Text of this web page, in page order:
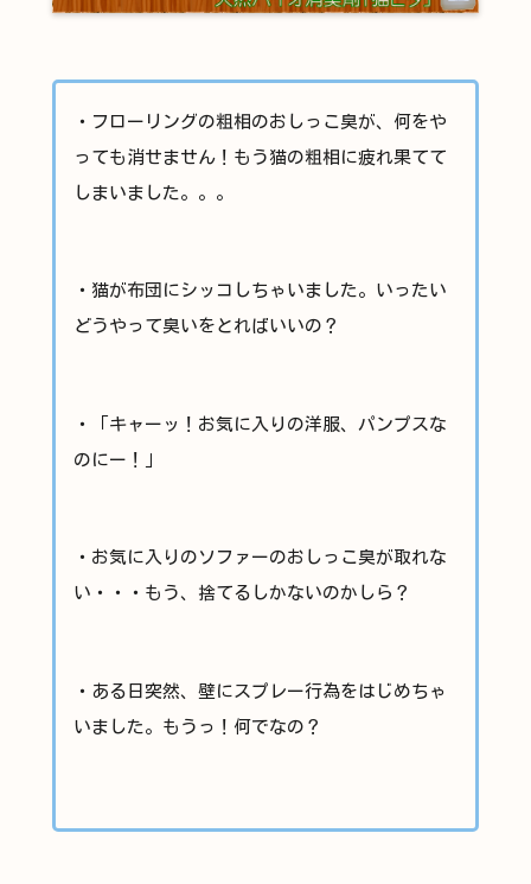
・フローリングの粗相のおしっこ臭が、何をや
っても消せません！もう猫の粗相に疲れ果てて
しまいました。。。
・猫が布団にシッコしちゃいました。いったい
どうやって臭いをとればいいの？
・「キャーッ！お気に入りの洋服、パンプスな
のにー！」
・お気に入りのソファーのおしっこ臭が取れな
い・・・もう、捨てるしかないのかしら？
・ある日突然、壁にスプレー行為をはじめちゃ
いました。もうっ！何でなの？